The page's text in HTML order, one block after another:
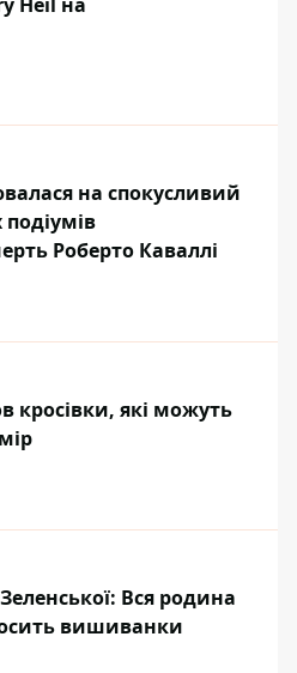
на спокусливий
подіумів
Роберто Каваллі
які можуть
Вся родина
вишиванки